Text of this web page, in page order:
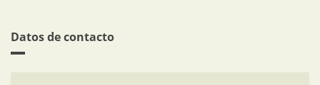
Datos de contacto